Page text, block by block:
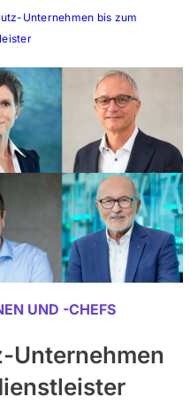
Unternehmen bis zum
UND -CHEFS
Unternehmen